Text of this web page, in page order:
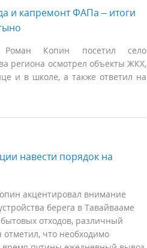
и капремонт ФАПа – итоги
Роман Копин посетил село
региона осмотрел объекты ЖКХ,
и в школе, а также ответил на
навести порядок на
акцентировал внимание
берега в Тавайвааме
отходов, различный
что необходимо